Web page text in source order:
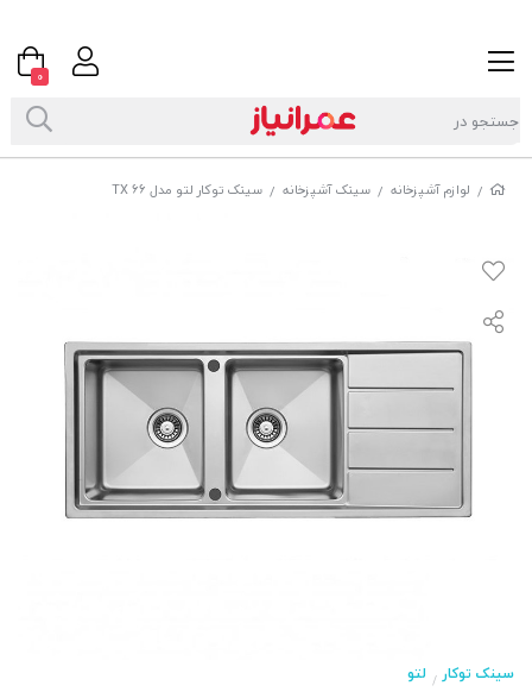
/ لوازم آشپزخانه / سینک آشپزخانه / سینک توکار لتو مدل TX 66
سینک توکار / لتو
0